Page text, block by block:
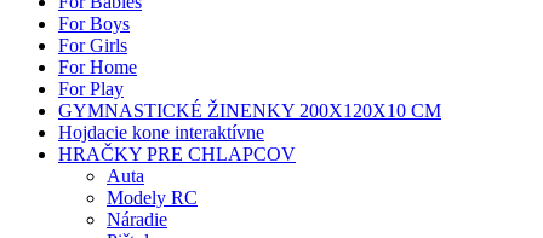
For Boys
For Girls
For Home
For Play
GYMNASTICKÉ ŽINENKY 200X120X10 CM
Hojdacie kone interaktívne
HRAČKY PRE CHLAPCOV
Auta
Modely RC
Náradie